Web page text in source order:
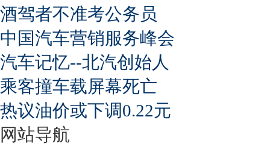
酒驾者不准考公务员
中国汽车营销服务峰会
汽车记忆--北汽创始人
乘客撞车载屏幕死亡
热议油价或下调0.22元
网站导航